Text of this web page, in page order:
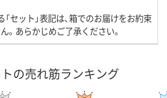
「セット」表記は、箱でのお届けをお約束
。あらかじめご了承ください。
の売れ筋ランキング